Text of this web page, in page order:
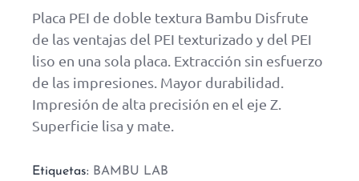
Placa PEI de doble textura Bambu Disfrute
de las ventajas del PEI texturizado y del PEI
liso en una sola placa. Extracción sin esfuerzo
de las impresiones. Mayor durabilidad.
Impresión de alta precisión en el eje Z.
Superficie lisa y mate.
Etiquetas: BAMBU LAB